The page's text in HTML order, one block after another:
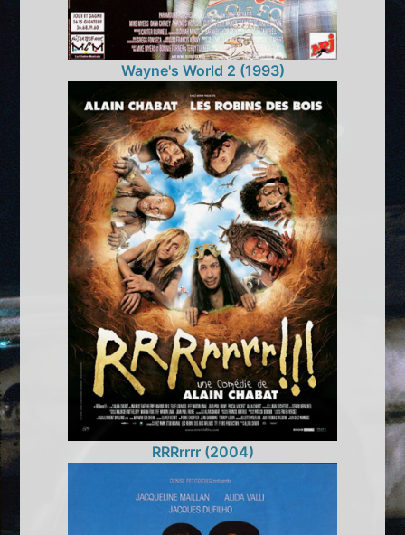
Wayne's World 2 (1993)
RRRrrrr (2004)